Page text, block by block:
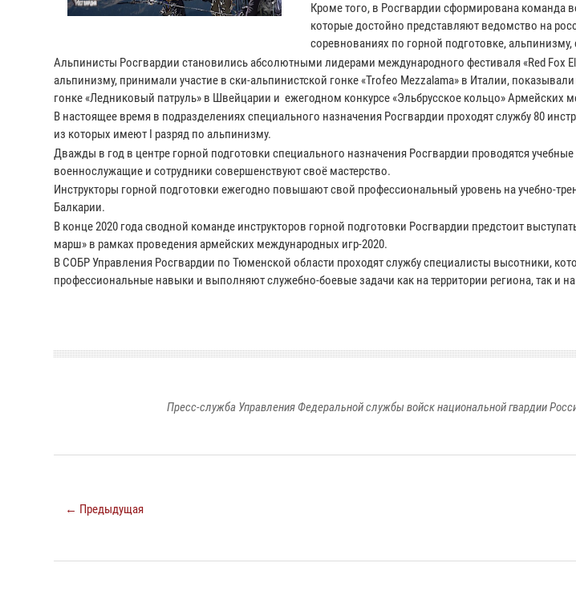
Кроме того, в Росгвардии сформирована команда
которые достойно представляют ведомство на
соревнованиях по горной подготовке,
Альпинисты Росгвардии становились абсолютными лидерами международного фестиваля «Red Fox
альпинизму, принимали участие в ски-альпинистской гонке «Trofeo Mezzalama» в Италии,
гонке «Ледниковый патруль» в Швейцарии и ежегодном конкурсе «Эльбрусское кольцо» Армейских
В настоящее время в подразделениях специального назначения Росгвардии проходят службу 80
из которых имеют I разряд по альпинизму.
Дважды в год в центре горной подготовки специального назначения Росгвардии проводятся
военнослужащие и сотрудники совершенствуют своё мастерство.
Инструкторы горной подготовки ежегодно повышают свой профессиональный уровень на учебно-
Балкарии.
В конце 2020 года сводной команде инструкторов горной подготовки Росгвардии предстоит
марш» в рамках проведения армейских международных игр-2020.
В СОБР Управления Росгвардии по Тюменской области проходят службу специалисты высотники,
профессиональные навыки и выполняют служебно-боевые задачи как на территории региона, так и
Пресс-служба Управления Федеральной службы войск национальной гвардии
← Предыдущая